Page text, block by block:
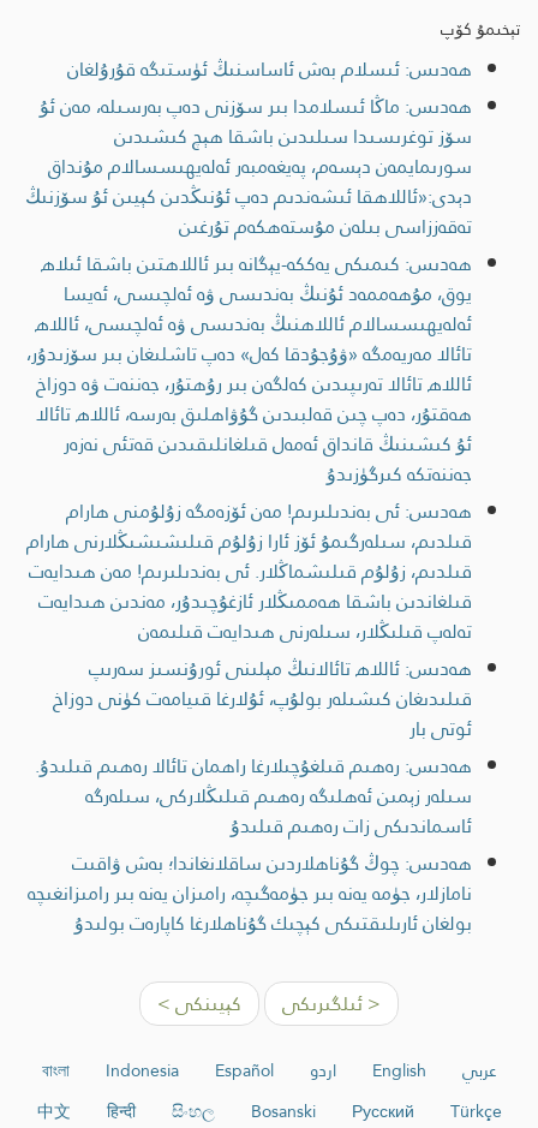
تېخىمۇ كۆپ
ھەدىس: ئىسلام بەش ئاساسنىڭ ئۈستىگە قۇرۇلغان
ھەدىس: ماڭا ئىسلامدا بىر سۆزنى دەپ بەرسىلە، مەن ئۇ
سۆز توغرىسىدا سىلىدىن باشقا ھېچ كىشىدىن
سورىمايمەن دېسەم، پەيغەمبەر ئەلەيھىسسالام مۇنداق
دېدى:«ئاللاھقا ئىشەندىم دەپ ئۇنىڭدىن كېيىن ئۇ سۆزنىڭ
تەقەززاسى بىلەن مۇستەھكەم تۇرغىن
ھەدىس: كىمىكى يەككە-يېگانە بىر ئاللاھتىن باشقا ئىلاھ
يوق، مۇھەممەد ئۇنىڭ بەندىسى ۋە ئەلچىسى، ئەيسا
ئەلەيھىسسالام ئاللاھنىڭ بەندىسى ۋە ئەلچىسى، ئاللاھ
تائالا مەريەمگە «ۋۇجۇدقا كەل» دەپ تاشلىغان بىر سۆزىدۇر،
ئاللاھ تائالا تەرىپىدىن كەلگەن بىر رۇھتۇر، جەننەت ۋە دوزاخ
ھەقتۇر، دەپ چىن قەلبىدىن گۇۋاھلىق بەرسە، ئاللاھ تائالا
ئۇ كىشىنىڭ قانداق ئەمەل قىلغانلىقىدىن قەتئى نەزەر
جەننەتكە كىرگۈزىدۇ
ھەدىس: ئى بەندىلىرىم! مەن ئۆزەمگە زۇلۇمنى ھارام
قىلدىم، سىلەرگىمۇ ئۆز ئارا زۇلۇم قىلىشىشىڭلارنى ھارام
قىلدىم، زۇلۇم قىلىشماڭلار. ئى بەندىلىرىم! مەن ھىدايەت
قىلغاندىن باشقا ھەممىڭلار ئازغۇچىدۇر، مەندىن ھىدايەت
تەلەپ قىلىڭلار، سىلەرنى ھىدايەت قىلىمەن
ھەدىس: ئاللاھ تائالانىڭ مېلىنى ئورۇنسىز سەرىپ
قىلىدىغان كىشىلەر بولۇپ، ئۇلارغا قىيامەت كۈنى دوزاخ
ئوتى بار
ھەدىس: رەھىم قىلغۇچىلارغا راھمان تائالا رەھىم قىلىدۇ.
سىلەر زېمىن ئەھلىگە رەھىم قىلىڭلاركى، سىلەرگە
ئاسماندىكى زات رەھىم قىلىدۇ
ھەدىس: چوڭ گۇناھلاردىن ساقلانغاندا؛ بەش ۋاقىت
نامازلار، جۈمە يەنە بىر جۈمەگىچە، رامىزان يەنە بىر رامىزانغىچە
بولغان ئارىلىقتىكى كېچىك گۇناھلارغا كاپارەت بولىدۇ
< ئىلگىرىكى كېيىنكى >
عربي English اردو Español
Indonesia
বাংলা
Türkçe
Русский
Bosanski
සිංහල
हिन्दी
中文